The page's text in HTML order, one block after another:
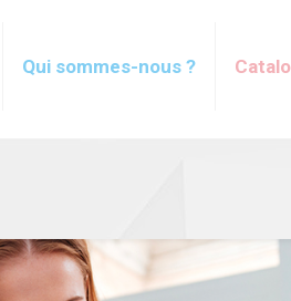
Qui sommes-nous ?